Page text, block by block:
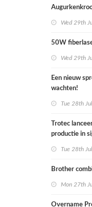
Wed 29th
50W
Wed 29th
Een nieuw
wachten!
Tue 28th Jul
Trotec
productie in
Tue 28th Jul
Brother
Mon 27th
Overname